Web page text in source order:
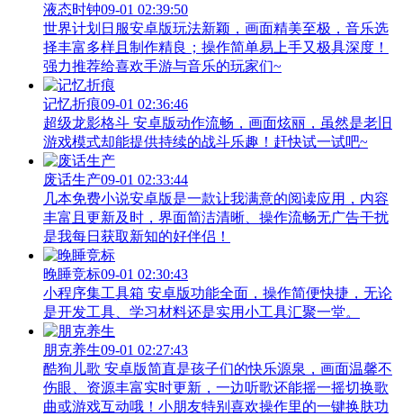
液态时钟09-01 02:39:50
世界计划日服安卓版玩法新颖，画面精美至极，音乐选
择丰富多样且制作精良；操作简单易上手又极具深度！
强力推荐给喜欢手游与音乐的玩家们~
记忆折痕09-01 02:36:46
超级龙影格斗 安卓版动作流畅，画面炫丽，虽然是老旧
游戏模式却能提供持续的战斗乐趣！赶快试一试吧~
废话生产09-01 02:33:44
几本免费小说安卓版是一款让我满意的阅读应用，内容
丰富且更新及时，界面简洁清晰、操作流畅无广告干扰
是我每日获取新知的好伴侣！
晚睡竞标09-01 02:30:43
小程序集工具箱 安卓版功能全面，操作简便快捷，无论
是开发工具、学习材料还是实用小工具汇聚一堂。
朋克养生09-01 02:27:43
酷狗儿歌 安卓版简直是孩子们的快乐源泉，画面温馨不
伤眼、资源丰富实时更新，一边听歌还能摇一摇切换歌
曲或游戏互动哦！小朋友特别喜欢操作里的一键换肤功